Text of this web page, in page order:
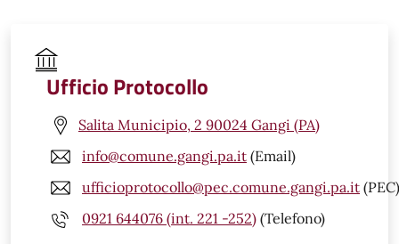
Ufficio Protocollo
Salita Municipio, 2 90024 Gangi (PA)
info@comune.gangi.pa.it (Email)
ufficioprotocollo@pec.comune.gangi.pa.it (PEC)
0921 644076 (int. 221 -252) (Telefono)